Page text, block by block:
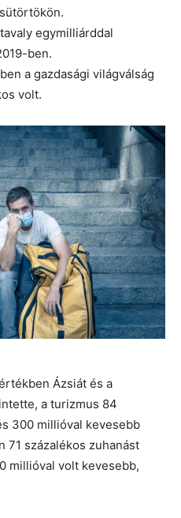
egymilliárddal
ben.
a gazdasági világválság
volt.
Ázsiát és a
a turizmus 84
300 millióval kevesebb
71 százalékos zuhanást
millióval volt kevesebb,